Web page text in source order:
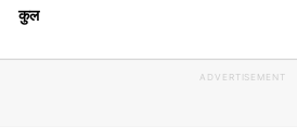
कुल
ADVERTISEMENT